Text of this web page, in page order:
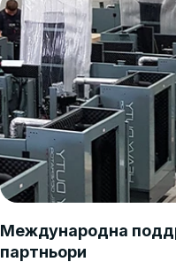
Международна
партньори